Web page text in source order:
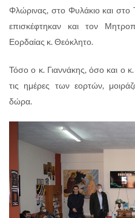
Φλώρινας, στο Φυλάκιο και στο
επισκέφτηκαν και τον
Εορδαίας κ. Θεόκλητο.
Τόσο ο κ. Γιαννάκης, όσο και ο
τις ημέρες των εορτών,
δώρα.